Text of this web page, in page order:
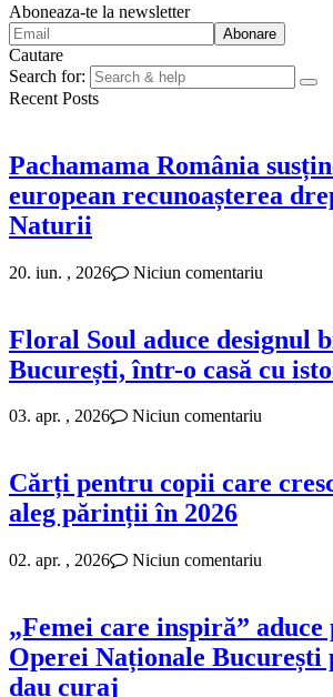
Aboneaza-te la newsletter
Cautare
Search for:
Recent Posts
Pachamama România
european recunoașterea
Naturii
20. iun. , 2026 Niciun comentariu
Floral Soul aduce designul
București, într-o casă cu
03. apr. , 2026 Niciun comentariu
Cărți pentru copii care
aleg părinții în 2026
02. apr. , 2026 Niciun comentariu
„Femei care inspiră” aduce
Operei Naționale București
dau curaj